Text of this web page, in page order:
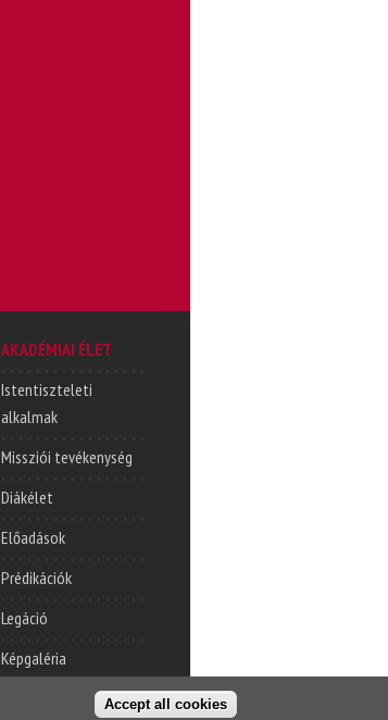
AKADÉMIAI ÉLET
Istentiszteleti
alkalmak
Missziói tevékenység
Diákélet
Előadások
Prédikációk
Legáció
Képgaléria
Accept all cookies